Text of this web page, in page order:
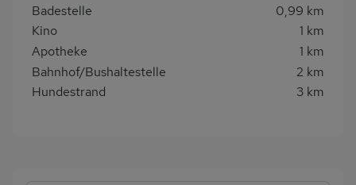
Badestelle
0,99 km
Kino
1 km
Apotheke
1 km
Bahnhof/Bushaltestelle
2 km
Hundestrand
3 km